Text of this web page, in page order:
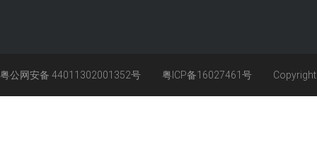
粤公网安备 44011302001352号 粤ICP备16027461号